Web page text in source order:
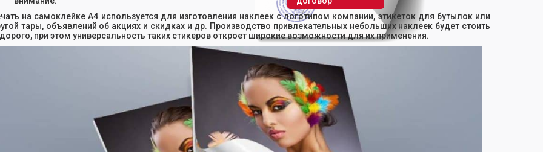
на самоклейке А4 используется для изготовления наклеек с логотипом компании, этикеток для бутылок или
тары, объявлений об акциях и скидках и др. Производство привлекательных небольших наклеек будет стоить
при этом универсальность таких стикеров откроет широкие возможности для их применения.